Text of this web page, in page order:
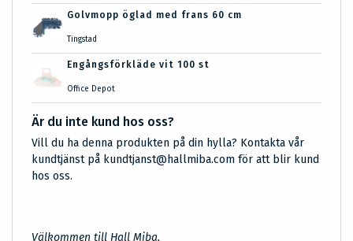
Golvmopp öglad med frans 60 cm
Tingstad
Engångsförkläde vit 100 st
Office Depot
Är du inte kund hos oss?
Vill du ha denna produkten på din hylla? Kontakta vår
kundtjänst på kundtjanst@hallmiba.com för att blir kund
hos oss.
Välkommen till Hall Miba.